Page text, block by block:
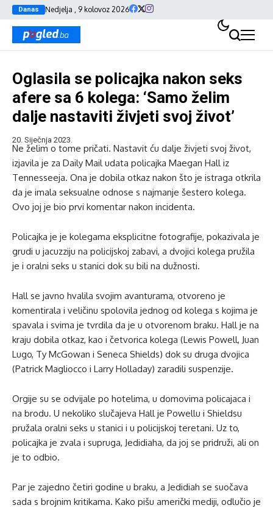
Danas Nedjelja , 9 kolovoz 2026
Oglasila se policajka nakon seks
afere sa 6 kolega: ‘Samo želim
dalje nastaviti živjeti svoj život’
20. Siječnja 2023.
Ne želim o tome pričati. Nastavit ću dalje živjeti svoj život,
izjavila je za Daily Mail udata policajka Maegan Hall iz
Tennesseeja. Ona je dobila otkaz nakon što je istraga otkrila
da je imala seksualne odnose s najmanje šestero kolega.
Ovo joj je bio prvi komentar nakon incidenta.
Policajka je je kolegama eksplicitne fotografije, pokazivala je
grudi u jacuzziju na policijskoj zabavi, a dvojici kolega pružila
je i oralni seks u stanici dok su bili na dužnosti.
Hall se javno hvalila svojim avanturama, otvoreno je
komentirala i veličinu spolovila jednog od kolega s kojima je
spavala i svima je tvrdila da je u otvorenom braku. Hall je na
kraju dobila otkaz, kao i četvorica kolega (Lewis Powell, Juan
Lugo, Ty McGowan i Seneca Shields) dok su druga dvojica
(Patrick Magliocco i Larry Holladay) zaradili suspenzije.
Orgije su se odvijale po hotelima, u domovima policajaca i
na brodu. U nekoliko slučajeva Hall je Powellu i Shieldsu
pružala oralni seks u stanici i u policijskoj teretani. Uz to,
policajka je zvala i supruga, Jedidiaha, da joj se pridruži, ali on
je to odbio.
Par je zajedno četiri godine u braku, a Jedidiah se suočava
sada s brojnim kritikama. Kako pišu američki mediji, odlučio je